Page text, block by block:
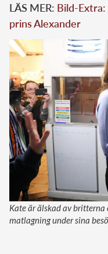
LÄS MER: Bild-Extra:
prins Alexander
Kate är älskad av
matlagning under sina